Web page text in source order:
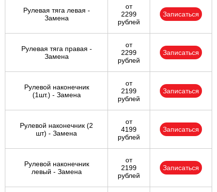
Рулевая тяга левая -
Замена
от
2299
рублей
Записаться
Рулевая тяга правая -
Замена
от
2299
рублей
Записаться
Рулевой наконечник
(1шт.) - Замена
от
2199
рублей
Записаться
Рулевой наконечник (2
шт) - Замена
от
4199
рублей
Записаться
Рулевой наконечник
левый - Замена
от
2199
рублей
Записаться